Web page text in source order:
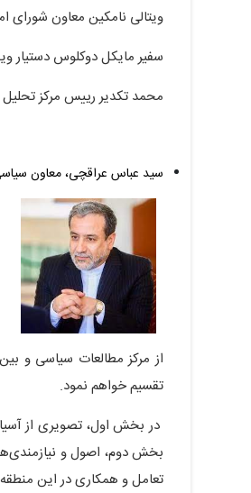
ویتالی نامکین معاون شورای
سفیر مایکل دوکلوس دستیار
محمد تکدیر رییس مرکز
سید عباس عراقچی، معاون
از مرکز مطالعات سیاسی و
تقسیم خواهم نمود.
در بخش اول، تصویری از
بخش دوم، اصول و
تعامل و همکاری در این